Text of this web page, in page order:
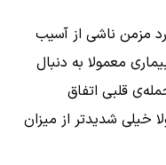
مزمن ناشی از آسیب
معمولا به دنبال
قلبی اتفاق
خیلی شدیدتر از میزان